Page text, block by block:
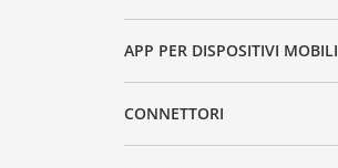
APP PER DISPOSITIVI MOBILI
CONNETTORI